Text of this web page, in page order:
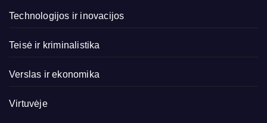
Technologijos ir inovacijos
Teisė ir kriminalistika
Verslas ir ekonomika
Virtuvėje